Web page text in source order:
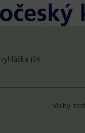
vyhláška JčK
Volby